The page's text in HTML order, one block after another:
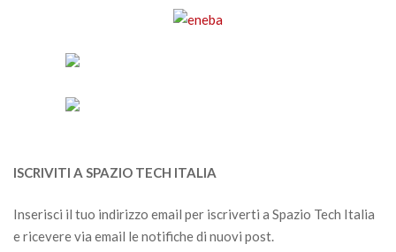
ISCRIVITI A SPAZIO TECH ITALIA
Inserisci il tuo indirizzo email per iscriverti a Spazio Tech Italia
e ricevere via email le notifiche di nuovi post.